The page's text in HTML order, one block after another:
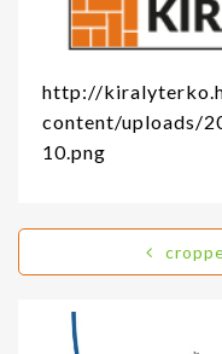
http://
content/uploads/
10.png